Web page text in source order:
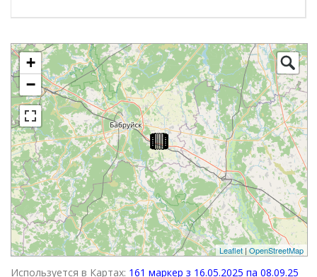
+
−
Leaflet | OpenStreetMap
Используется в Картах: 161 маркер з 16.05.2025 па 08.09.25